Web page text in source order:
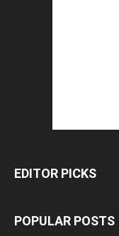
EDITOR PICKS
POPULAR POSTS